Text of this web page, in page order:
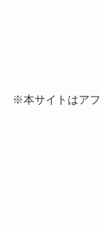
※本サイトはアフ